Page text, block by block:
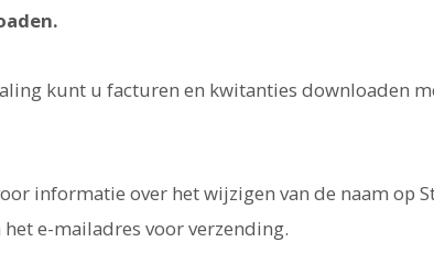
kunt u facturen en kwitanties downloaden
informatie over het wijzigen van de naam op
e-mailadres voor verzending.